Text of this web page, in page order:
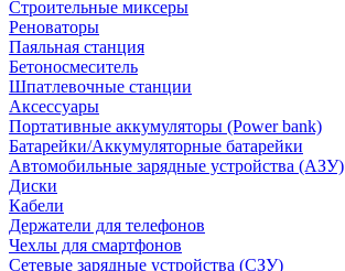
Строительные миксеры
Реноваторы
Паяльная станция
Бетоносмеситель
Шпатлевочные станции
Аксессуары
Портативные аккумуляторы (Power bank)
Батарейки/Аккумуляторные батарейки
Автомобильные зарядные устройства (АЗУ)
Диски
Кабели
Держатели для телефонов
Чехлы для смартфонов
Сетевые зарядные устройства (СЗУ)